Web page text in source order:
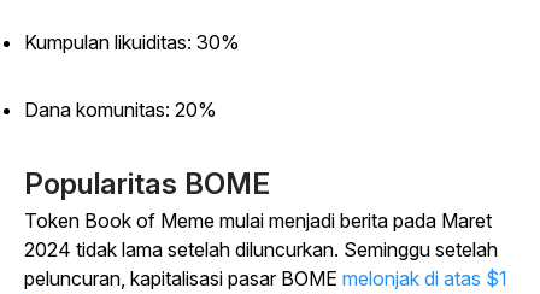
Kumpulan likuiditas: 30%
Dana komunitas: 20%
Popularitas BOME
Token Book of Meme mulai menjadi berita pada Maret
2024 tidak lama setelah diluncurkan. Seminggu setelah
peluncuran, kapitalisasi pasar BOME melonjak di atas $1